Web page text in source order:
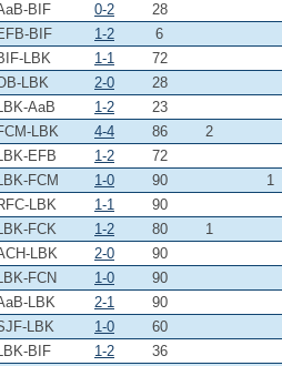
BIF 0-2
28
BIF 1-2
6
LBK 1-1
72
LBK 2-0
28
AaB 1-2
23
LBK 4-4 86
2
EFB 1-2
72
FCM 1-0 90
1
LBK 1-1
90
FCK 1-2 80
1
LBK 2-0
90
FCN 1-0
90
LBK 2-1
90
LBK 1-0
60
BIF 1-2
36